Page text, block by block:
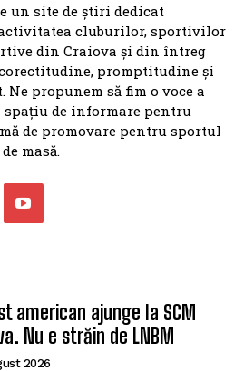
un site de știri dedicat
cluburilor, sportivilor
din Craiova și din întreg
promptitudine și
propunem să fim o voce a
de informare pentru
de promovare pentru sportul
masă.
american ajunge la SCM
Nu e străin de LNBM
2026